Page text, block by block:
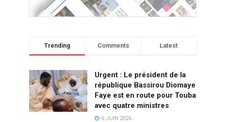
Trending Comments Latest
Urgent : Le président de la
république Bassirou Diomaye
Faye est en route pour Touba
avec quatre ministres
6 JUIN 2026